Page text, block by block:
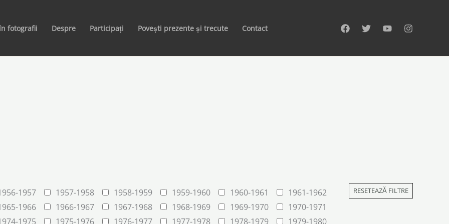
fotografii Despre Participați Povești prezente și trecute Contact
1957 1957-1958 1958-1959 1959-1960 1960-1961
1961-1962
1966 1966-1967 1967-1968 1968-1969 1969-1970
1970-1971
1975 1975-1976 1976-1977 1977-1978 1978-1979
1979-1980
RESETEAZĂ FILTRE